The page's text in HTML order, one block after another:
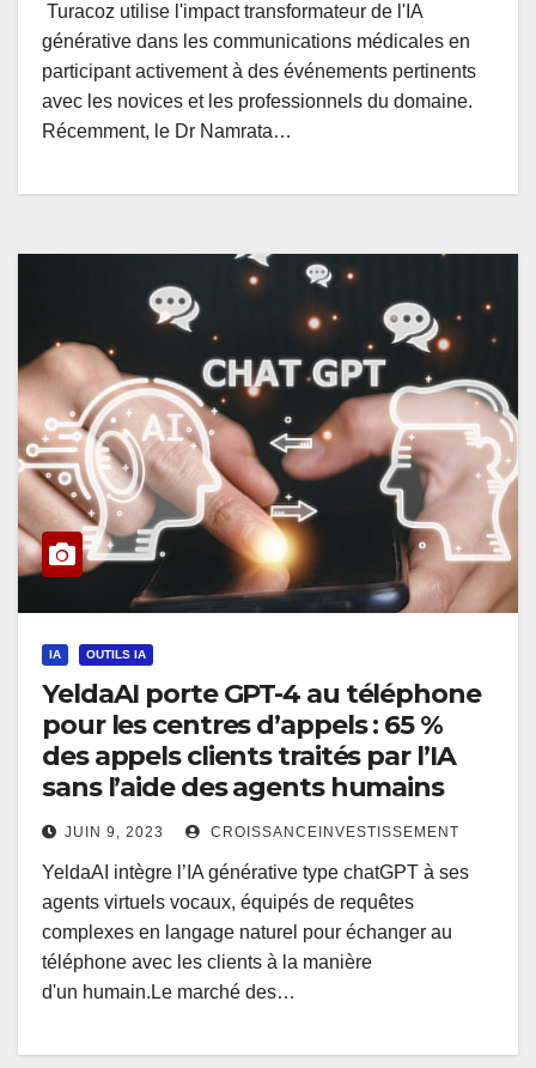
Turacoz utilise l'impact transformateur de l'IA
générative dans les communications médicales en
participant activement à des événements pertinents
avec les novices et les professionnels du domaine.
Récemment, le Dr Namrata…
IA OUTILS IA
YeldaAI porte GPT-4 au téléphone
pour les centres d’appels : 65 %
des appels clients traités par l’IA
sans l’aide des agents humains
JUIN 9, 2023 CROISSANCEINVESTISSEMENT
YeldaAI intègre l’IA générative type chatGPT à ses
agents virtuels vocaux, équipés de requêtes
complexes en langage naturel pour échanger au
téléphone avec les clients à la manière
d'un humain.Le marché des…